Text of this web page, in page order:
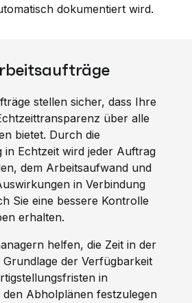
dokumentiert wird.
stellen sicher, dass Ihre
über alle
bietet. Durch die
in Echtzeit wird jeder Auftrag
dem Arbeitsaufwand und
in Verbindung
Sie eine bessere Kontrolle
erhalten.
helfen, die Zeit in der
der Verfügbarkeit
in
Abholplänen festzulegen